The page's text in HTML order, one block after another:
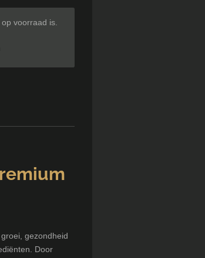
voorraad is.
groei, gezondheid
. Door